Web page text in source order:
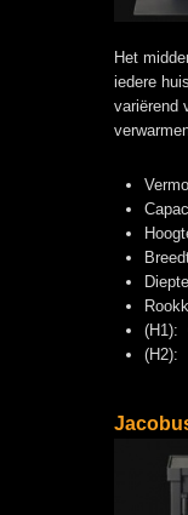
Het
iedere
variërend
(H1):
(H2):